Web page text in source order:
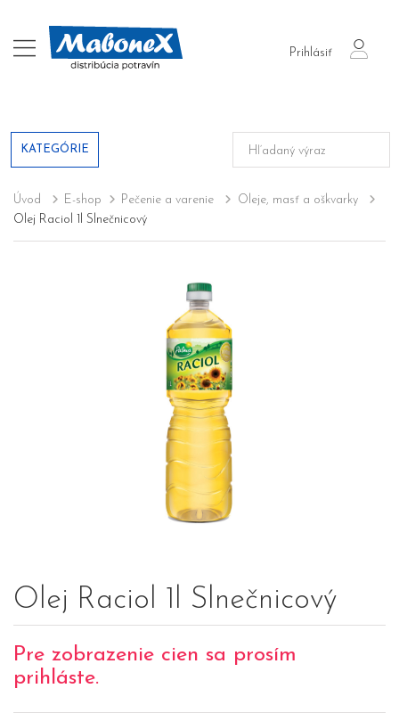
Prihlásiť
login
KATEGÓRIE
Úvod E-shop Pečenie a varenie
Oleje, masť a oškvarky
Olej Raciol 1l Slnečnicový
Olej Raciol 1l Slnečnicový
Pre zobrazenie cien sa prosím
prihláste.